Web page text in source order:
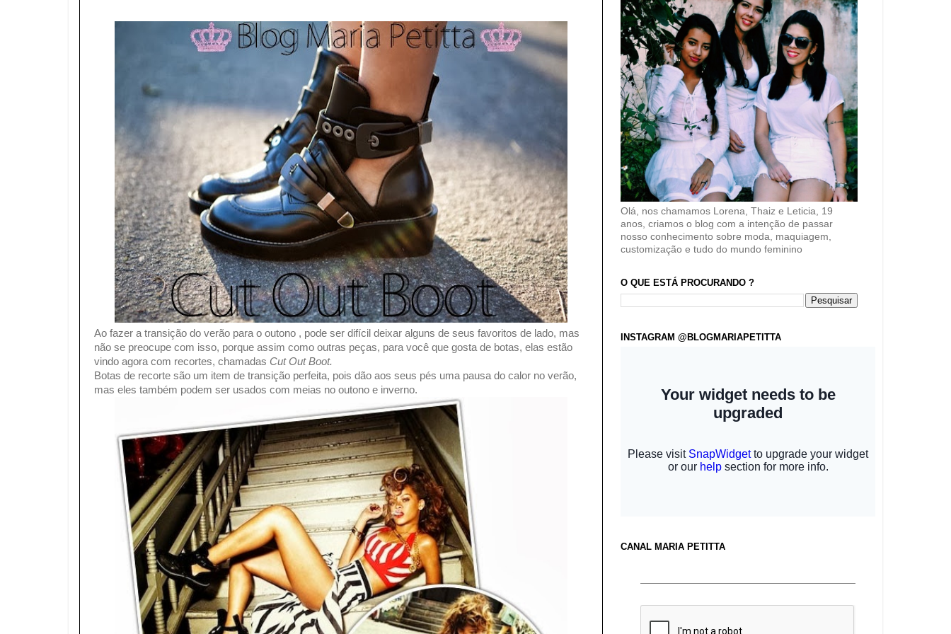
Ao fazer a transição do verão para o outono , pode ser difícil deixar alguns de seus favoritos de lado, mas
não se preocupe com isso, porque assim como outras peças, para você que gosta de botas, elas estão
vindo agora com recortes, chamadas Cut Out Boot.
Botas de recorte são um item de transição perfeita, pois dão aos seus pés uma pausa do calor no verão,
mas eles também podem ser usados ​​com meias no outono e inverno.
Olá, nos chamamos Lorena, Thaiz e Leticia, 19
anos, criamos o blog com a intenção de passar
nosso conhecimento sobre moda, maquiagem,
customização e tudo do mundo feminino
O QUE ESTÁ PROCURANDO ?
INSTAGRAM @BLOGMARIAPETITTA
CANAL MARIA PETITTA